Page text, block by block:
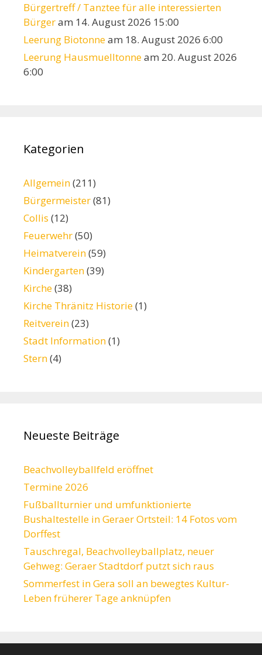
Bürgertreff / Tanztee für alle interessierten
Bürgeram 14. August 2026 15:00
Leerung Biotonneam 18. August 2026 6:00
Leerung Hausmuelltonneam 20. August 2026
6:00
Kategorien
Allgemein(211)
Bürgermeister(81)
Collis (12)
Feuerwehr(50)
Heimatverein(59)
Kindergarten(39)
Kirche(38)
Kirche Thränitz Historie(1)
Reitverein(23)
Stadt Information(1)
Stern(4)
Neueste Beiträge
Beachvolleyballfeld eröffnet
Termine 2026
Fußballturnier und umfunktionierte
Bushaltestelle in Geraer Ortsteil: 14 Fotos vom
Dorffest
Tauschregal, Beachvolleyballplatz, neuer
Gehweg: Geraer Stadtdorf putzt sich raus
Sommerfest in Gera soll an bewegtes Kultur-
Leben früherer Tage anknüpfen